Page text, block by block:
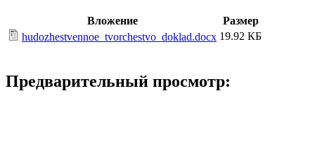
Вложение
Размер
hudozhestvennoe_tvorchestvo_doklad.docx 19.92 КБ
Предварительный просмотр: